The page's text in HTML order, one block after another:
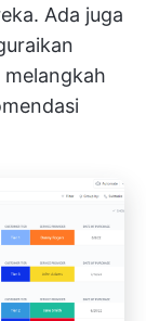
Ada juga
melangkah